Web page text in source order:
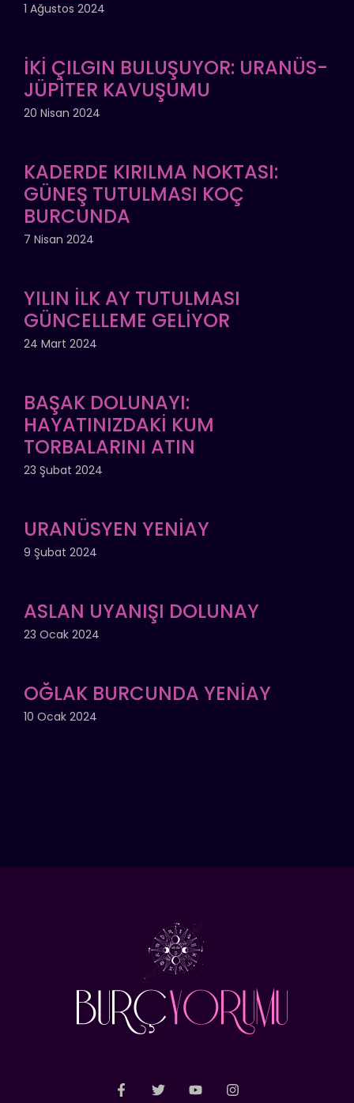
1 Ağustos 2024
İKİ ÇILGIN BULUŞUYOR: URANÜS-
JÜPİTER KAVUŞUMU
20 Nisan 2024
KADERDE KIRILMA NOKTASI:
GÜNEŞ TUTULMASI KOÇ
BURCUNDA
7 Nisan 2024
YILIN İLK AY TUTULMASI
GÜNCELLEME GELİYOR
24 Mart 2024
BAŞAK DOLUNAYI:
HAYATINIZDAKİ KUM
TORBALARINI ATIN
23 Şubat 2024
URANÜSYEN YENİAY
9 Şubat 2024
ASLAN UYANIŞI DOLUNAY
23 Ocak 2024
OĞLAK BURCUNDA YENİAY
10 Ocak 2024